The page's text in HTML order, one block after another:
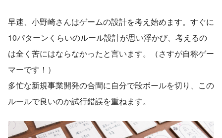
早速、小野崎さんはゲームの設計を考え始めます。すぐに
10パターンくらいのルール設計が思い浮かび、考えるの
は全く苦にはならなかったと言います。（さすが自称ゲー
マーです！）
多忙な新規事業開発の合間に自分で段ボールを切り、この
ルールで良いのか試行錯誤を重ねます。